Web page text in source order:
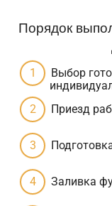
Порядок
Выбор
Приезд
Заливка